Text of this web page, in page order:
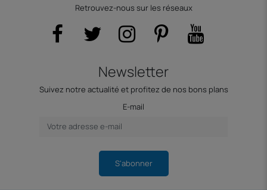
Retrouvez-nous sur les réseaux
Newsletter
Suivez notre actualité et profitez de nos bons plans
E-mail
S'abonner